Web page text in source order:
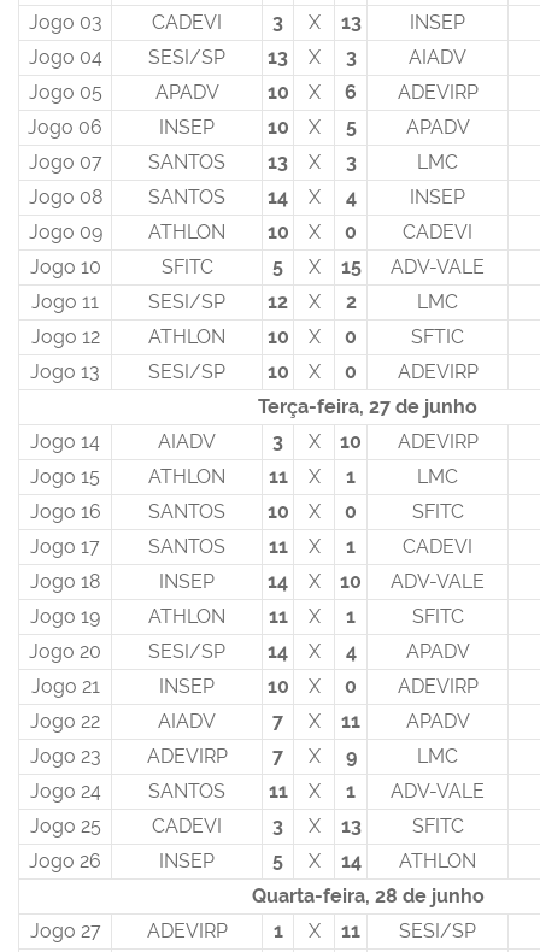
Jogo 03
CADEVI 3 X 13
INSEP
Jogo 04
SESI/SP 13 X 3
AIADV
Jogo 05
APADV 10 X 6
ADEVIRP
Jogo 06
INSEP 10 X 5
APADV
Jogo 07
SANTOS 13 X 3
LMC
Jogo 08
SANTOS 14 X 4
INSEP
Jogo 09
ATHLON 10 X 0
CADEVI
Jogo 10
SFITC 5 X 15
ADV-VALE
Jogo 11
SESI/SP 12 X 2
LMC
Jogo 12
ATHLON 10 X 0
SFTIC
Jogo 13
SESI/SP 10 X 0
ADEVIRP
Terça-feira, 27 de junho
Jogo 14
AIADV 3 X 10
ADEVIRP
Jogo 15
ATHLON 11 X 1
LMC
Jogo 16
SANTOS 10 X 0
SFITC
Jogo 17
SANTOS 11 X 1
CADEVI
Jogo 18
INSEP 14 X 10
ADV-VALE
Jogo 19
ATHLON 11 X 1
SFITC
Jogo 20
SESI/SP 14 X 4
APADV
Jogo 21
INSEP 10 X 0
ADEVIRP
Jogo 22
AIADV 7 X 11
APADV
Jogo 23
ADEVIRP 7 X 9
LMC
Jogo 24
SANTOS 11 X 1
ADV-VALE
Jogo 25
CADEVI 3 X 13
SFITC
Jogo 26
INSEP 5 X 14
ATHLON
Quarta-feira, 28 de junho
Jogo 27
ADEVIRP 1 X 11
SESI/SP